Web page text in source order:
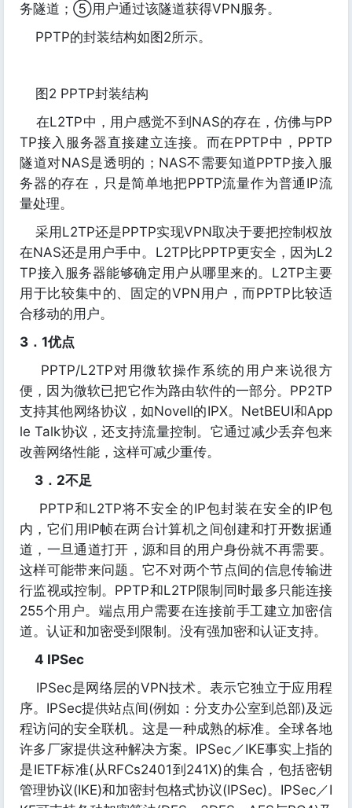
务隧道；⑤用户通过该隧道获得VPN服务。
PPTP的封装结构如图2所示。
图2 PPTP封装结构
在L2TP中，用户感觉不到NAS的存在，仿佛与PP
TP接入服务器直接建立连接。而在PPTP中，PPTP
隧道对NAS是透明的；NAS不需要知道PPTP接入服
务器的存在，只是简单地把PPTP流量作为普通IP流
量处理。
采用L2TP还是PPTP实现VPN取决于要把控制权放
在NAS还是用户手中。L2TP比PPTP更安全，因为L2
TP接入服务器能够确定用户从哪里来的。L2TP主要
用于比较集中的、固定的VPN用户，而PPTP比较适
合移动的用户。
3．1优点
PPTP/L2TP对用微软操作系统的用户来说很方
便，因为微软已把它作为路由软件的一部分。PP2TP
支持其他网络协议，如Novell的IPX。NetBEUI和App
le Talk协议，还支持流量控制。它通过减少丢弃包来
改善网络性能，这样可减少重传。
3．2不足
PPTP和L2TP将不安全的IP包封装在安全的IP包
内，它们用IP帧在两台计算机之间创建和打开数据通
道，一旦通道打开，源和目的用户身份就不再需要。
这样可能带来问题。它不对两个节点间的信息传输进
行监视或控制。PPTP和L2TP限制同时最多只能连接
255个用户。端点用户需要在连接前手工建立加密信
道。认证和加密受到限制。没有强加密和认证支持。
4 IPSec
IPSec是网络层的VPN技术。表示它独立于应用程
序。IPSec提供站点间(例如：分支办公室到总部)及远
程访问的安全联机。这是一种成熟的标准。全球各地
许多厂家提供这种解决方案。IPSec／IKE事实上指的
是IETF标准(从RFCs2401到241X)的集合，包括密钥
管理协议(IKE)和加密封包格式协议(IPSec)。IPSec／I